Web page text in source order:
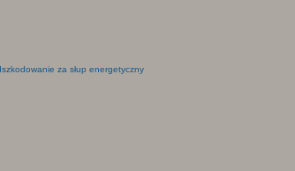
za słup energetyczny